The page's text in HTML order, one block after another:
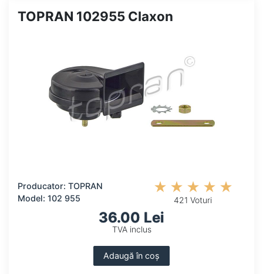
TOPRAN 102955 Claxon
Producator: TOPRAN
Model: 102 955
421 Voturi
36.00 Lei
TVA inclus
Adaugă în coș